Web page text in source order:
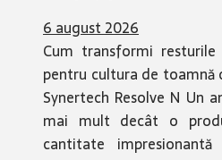
6 august 2026
Cum transformi
pentru cultura de toamnă
Synertech Resolve N Un
mai mult decât o
cantitate